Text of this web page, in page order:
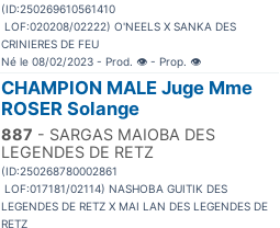
(ID:250269610561410
LOF:020208/02222) O'NEELS X SANKA DES
CRINIERES DE FEU
Né le 08/02/2023 - Prod. 👁 - Prop. 👁
CHAMPION MALE Juge Mme
ROSER Solange
887 - SARGAS MAIOBA DES
LEGENDES DE RETZ
(ID:250268780002861
LOF:017181/02114) NASHOBA GUITIK DES
LEGENDES DE RETZ X MAI LAN DES LEGENDES DE
RETZ